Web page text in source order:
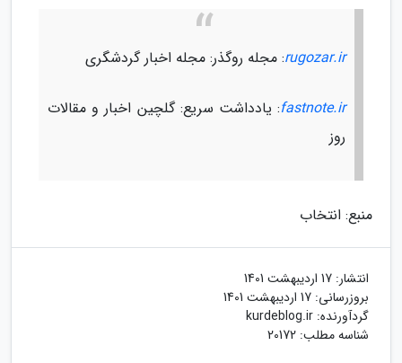
rugozar.ir: مجله روگذر: مجله اخبار گردشگری
fastnote.ir: یادداشت سریع: گلچین اخبار و مقالات
روز
منبع: انتخاب
انتشار: 17 اردیبهشت 1401
بروزرسانی: 17 اردیبهشت 1401
گردآورنده: kurdeblog.ir
شناسه مطلب: 20172